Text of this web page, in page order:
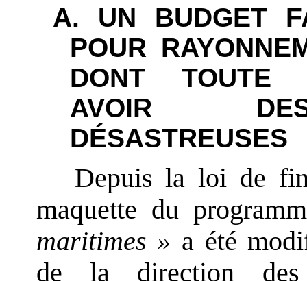
A. UN BUDGET
POUR
DONT TOUTE
AVOIR DES
DÉSASTREUSES
Depuis la loi de
maquette du
maritimes » a été
de la direction